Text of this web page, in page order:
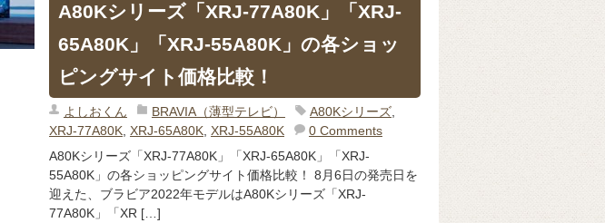
A80Kシリーズ「XRJ-77A80K」「XRJ-
65A80K」「XRJ-55A80K」の各ショッ
ピングサイト価格比較！
よしおくん BRAVIA（薄型テレビ） A80Kシリーズ,
XRJ-77A80K, XRJ-65A80K, XRJ-55A80K
0 Comments
A80Kシリーズ「XRJ-77A80K」「XRJ-65A80K」「XRJ-
55A80K」の各ショッピングサイト価格比較！ 8月6日の発売日を
迎えた、ブラビア2022年モデルはA80Kシリーズ「XRJ-
77A80K」「XR […]